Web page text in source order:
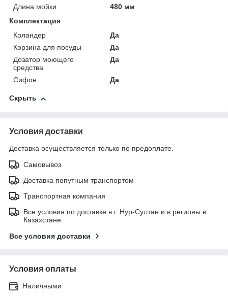
Длина мойки
480 мм
Комплектация
Коландер
Да
Корзина для посуды
Да
Дозатор моющего
средства
Да
Сифон Да
Скрыть
Условия доставки
Доставка осуществляется только по предоплате.
Самовывоз
Доставка попутным транспортом
Транспортная компания
Все условия по доставке в г. Нур-Султан и в регионы в
Казахстане
Все условия доставки
Условия оплаты
Наличными